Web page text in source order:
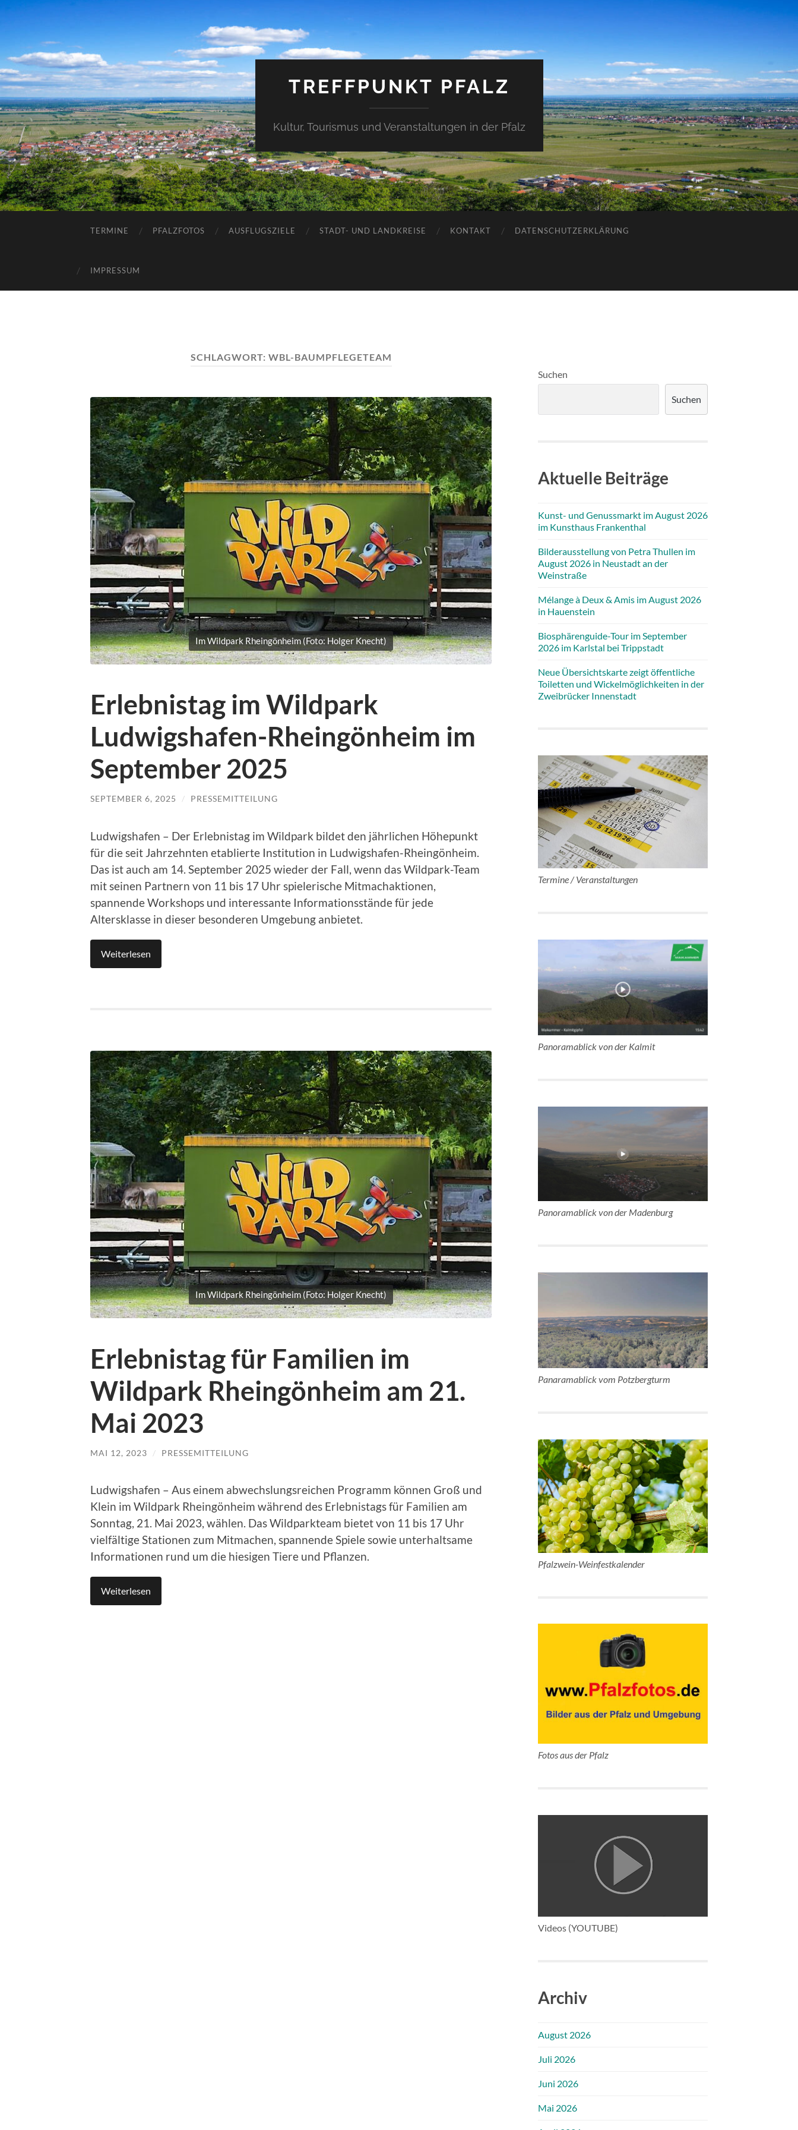
TREFFPUNKT PFALZ
Kultur, Tourismus und Veranstaltungen in der Pfalz
TERMINE PFALZFOTOS AUSFLUGSZIELE STADT- UND LANDKREISE KONTAKT DATENSCHUTZERKLÄRUNG
IMPRESSUM
SCHLAGWORT: WBL-BAUMPFLEGETEAM
Im Wildpark Rheingönheim (Foto: Holger Knecht)
Erlebnistag im Wildpark
Ludwigshafen-Rheingönheim im
September 2025
SEPTEMBER 6, 2025 / PRESSEMITTEILUNG
Ludwigshafen – Der Erlebnistag im Wildpark bildet den jährlichen Höhepunkt
für die seit Jahrzehnten etablierte Institution in Ludwigshafen-Rheingönheim.
Das ist auch am 14. September 2025 wieder der Fall, wenn das Wildpark-Team
mit seinen Partnern von 11 bis 17 Uhr spielerische Mitmachaktionen,
spannende Workshops und interessante Informationsstände für jede
Altersklasse in dieser besonderen Umgebung anbietet.
Weiterlesen
Im Wildpark Rheingönheim (Foto: Holger Knecht)
Erlebnistag für Familien im
Wildpark Rheingönheim am 21.
Mai 2023
MAI 12, 2023 / PRESSEMITTEILUNG
Ludwigshafen – Aus einem abwechslungsreichen Programm können Groß und
Klein im Wildpark Rheingönheim während des Erlebnistags für Familien am
Sonntag, 21. Mai 2023, wählen. Das Wildparkteam bietet von 11 bis 17 Uhr
vielfältige Stationen zum Mitmachen, spannende Spiele sowie unterhaltsame
Informationen rund um die hiesigen Tiere und Pflanzen.
Weiterlesen
Suchen
Suchen
Aktuelle Beiträge
Kunst- und Genussmarkt im August 2026
im Kunsthaus Frankenthal
Bilderausstellung von Petra Thullen im
August 2026 in Neustadt an der
Weinstraße
Mélange à Deux & Amis im August 2026
in Hauenstein
Biosphärenguide-Tour im September
2026 im Karlstal bei Trippstadt
Neue Übersichtskarte zeigt öffentliche
Toiletten und Wickelmöglichkeiten in der
Zweibrücker Innenstadt
Termine / Veranstaltungen
Panoramablick von der Kalmit
Panoramablick von der Madenburg
Panaramablick vom Potzbergturm
Pfalzwein-Weinfestkalender
Fotos aus der Pfalz
Videos (YOUTUBE)
Archiv
August 2026
Juli 2026
Juni 2026
Mai 2026